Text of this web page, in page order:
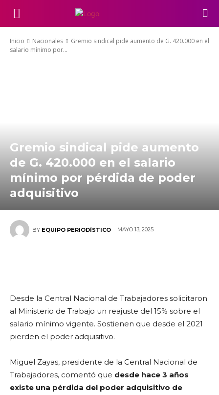
Inicio Nacionales
Gremio sindical pide aumento de G. 420.000 en el
salario mínimo por...
Gremio sindical pide aumento
de G. 420.000 en el salario
mínimo por pérdida de poder
adquisitivo
BY EQUIPO PERIODÍSTICO MAYO 13, 2025
Desde la Central Nacional de Trabajadores solicitaron
al Ministerio de Trabajo un reajuste del 15% sobre el
salario mínimo vigente. Sostienen que desde el 2021
pierden el poder adquisitivo.
Miguel Zayas, presidente de la Central Nacional de
Trabajadores, comentó que desde hace 3 años
existe una pérdida del poder adquisitivo de